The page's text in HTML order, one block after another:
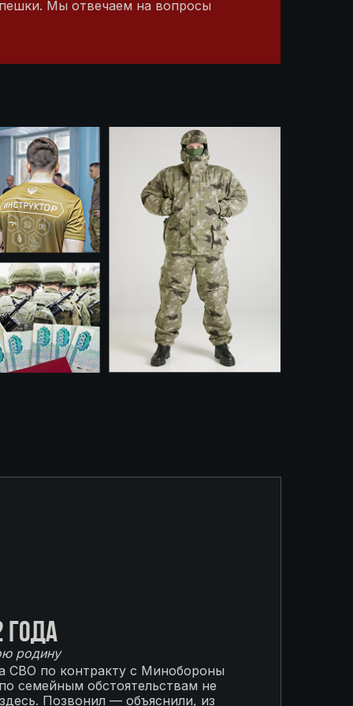
Мы отвечаем на вопросы
года
родину
СВО по контракту с Минобороны
семейным обстоятельствам не
Позвонил — объяснили, из